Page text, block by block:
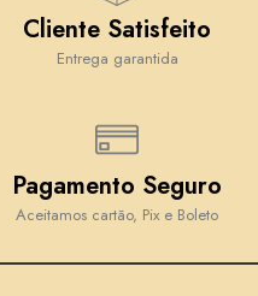
Cliente Satisfeito
Entrega garantida
Pagamento Seguro
Aceitamos cartão, Pix e Boleto